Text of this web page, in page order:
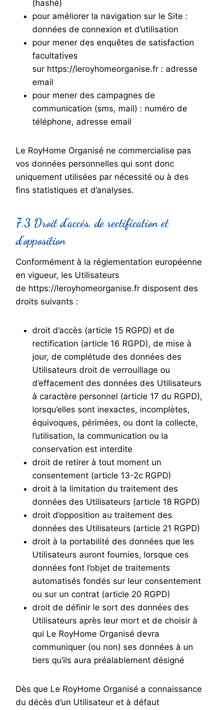
(hashé)
pour améliorer la navigation sur le Site :
données de connexion et d’utilisation
pour mener des enquêtes de satisfaction
facultatives
sur https://leroyhomeorganise.fr : adresse
email
pour mener des campagnes de
communication (sms, mail) : numéro de
téléphone, adresse email
Le RoyHome Organisé ne commercialise pas
vos données personnelles qui sont donc
uniquement utilisées par nécessité ou à des
fins statistiques et d’analyses.
7.3 Droit d’accès, de rectification et
d’opposition
Conformément à la réglementation européenne
en vigueur, les Utilisateurs
de https://leroyhomeorganise.fr disposent des
droits suivants :
droit d’accès (article 15 RGPD) et de
rectification (article 16 RGPD), de mise à
jour, de complétude des données des
Utilisateurs droit de verrouillage ou
d’effacement des données des Utilisateurs
à caractère personnel (article 17 du RGPD),
lorsqu’elles sont inexactes, incomplètes,
équivoques, périmées, ou dont la collecte,
l’utilisation, la communication ou la
conservation est interdite
droit de retirer à tout moment un
consentement (article 13-2c RGPD)
droit à la limitation du traitement des
données des Utilisateurs (article 18 RGPD)
droit d’opposition au traitement des
données des Utilisateurs (article 21 RGPD)
droit à la portabilité des données que les
Utilisateurs auront fournies, lorsque ces
données font l’objet de traitements
automatisés fondés sur leur consentement
ou sur un contrat (article 20 RGPD)
droit de définir le sort des données des
Utilisateurs après leur mort et de choisir à
qui Le RoyHome Organisé devra
communiquer (ou non) ses données à un
tiers qu’ils aura préalablement désigné
Dès que Le RoyHome Organisé a connaissance
du décès d’un Utilisateur et à défaut